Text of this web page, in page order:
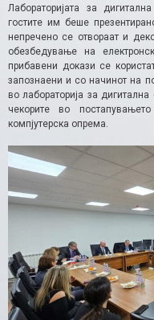
Лабораторијата за
гостите им беше
непречено се отвораат и
обезбедување на
прибавени докази се
запознаени и со начинот на
во лабораторија за
чекорите во
компјутерска опрема.